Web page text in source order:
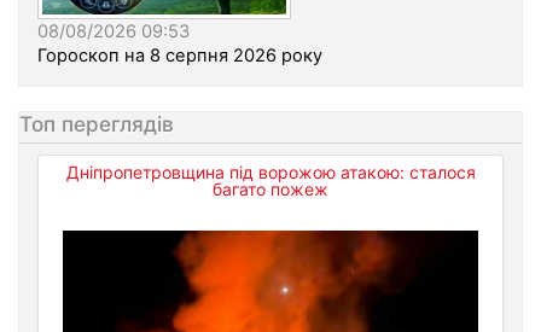
08/08/2026 09:53
Гороскоп на 8 серпня 2026 року
Топ переглядів
Дніпропетровщина під ворожою атакою: сталося
багато пожеж